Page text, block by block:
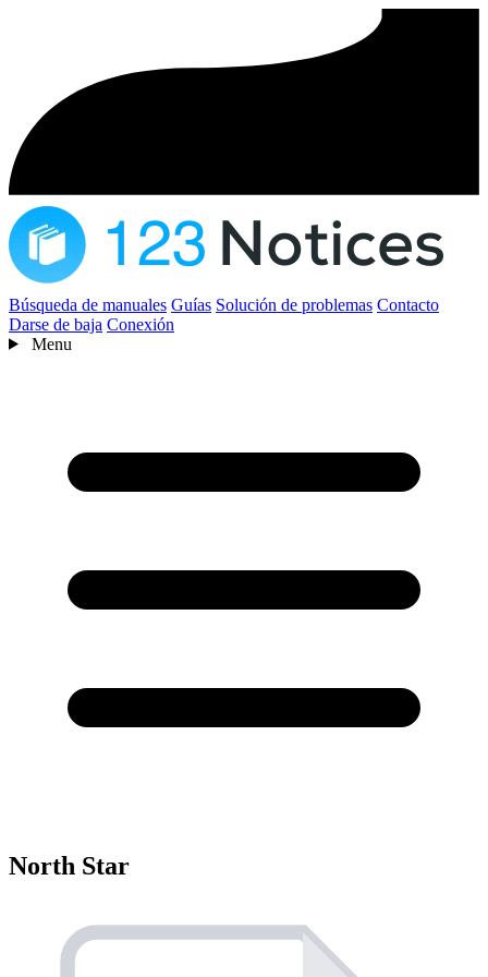
Búsqueda de manuales Guías Solución de problemas Contacto
Darse de baja Conexión
Menu
North Star